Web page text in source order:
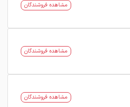
مشاهده فروشندگان
مشاهده فروشندگان
مشاهده فروشندگان